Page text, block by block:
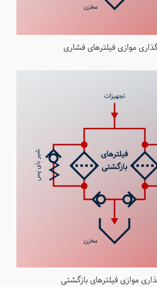
موازی فیلترهای فشاری
موازی فیلترهای بازگشتی